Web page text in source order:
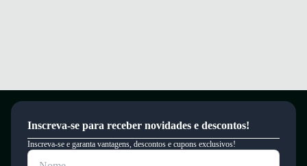
Inscreva-se para receber novidades e descontos!
Inscreva-se e garanta vantagens, descontos e cupons exclusivos!